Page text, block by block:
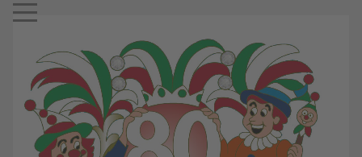
Mobile Menu Toggle